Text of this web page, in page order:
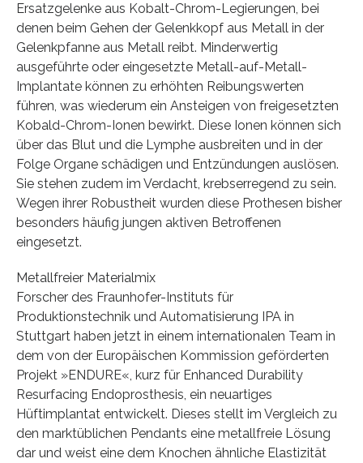
Ersatzgelenke aus Kobalt-Chrom-Legierungen, bei
denen beim Gehen der Gelenkkopf aus Metall in der
Gelenkpfanne aus Metall reibt. Minderwertig
ausgeführte oder eingesetzte Metall-auf-Metall-
Implantate können zu erhöhten Reibungswerten
führen, was wiederum ein Ansteigen von freigesetzten
Kobald-Chrom-Ionen bewirkt. Diese Ionen können sich
über das Blut und die Lymphe ausbreiten und in der
Folge Organe schädigen und Entzündungen auslösen.
Sie stehen zudem im Verdacht, krebserregend zu sein.
Wegen ihrer Robustheit wurden diese Prothesen bisher
besonders häufig jungen aktiven Betroffenen
eingesetzt.
Metallfreier Materialmix
Forscher des Fraunhofer-Instituts für
Produktionstechnik und Automatisierung IPA in
Stuttgart haben jetzt in einem internationalen Team in
dem von der Europäischen Kommission geförderten
Projekt »ENDURE«, kurz für Enhanced Durability
Resurfacing Endoprosthesis, ein neuartiges
Hüftimplantat entwickelt. Dieses stellt im Vergleich zu
den marktüblichen Pendants eine metallfreie Lösung
dar und weist eine dem Knochen ähnliche Elastizität